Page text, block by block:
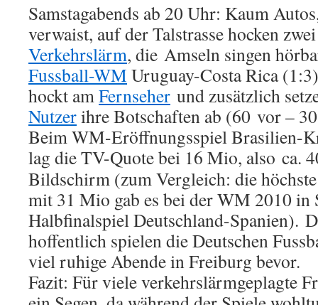
Samstagabends ab 20 Uhr: Kaum
verwaist, auf der Talstrasse hocken
Verkehrslärm, die Amseln singen
Fussball-WM Uruguay-Costa Rica
hockt amFernseher und zusätzlich
Nutzerihre Botschaften ab (60 vor –
Beim WM-Eröffnungsspiel Brasilien-
lag die TV-Quote bei 16 Mio, also ca.
Bildschirm (zum Vergleich: die
mit 31 Mio gab es bei der WM 2010 in
Halbfinalspiel Deutschland-Spanien).
hoffentlich spielen die Deutschen
viel ruhige Abende in Freiburg bevor.
Fazit: Für viele verkehrslärmgeplagte